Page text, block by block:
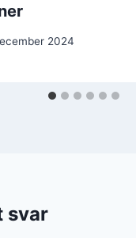
2024
svar